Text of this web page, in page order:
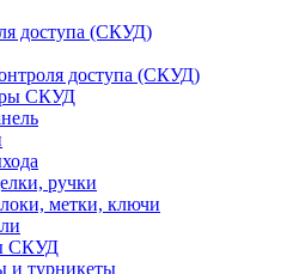
доступа (СКУД)
доступа (СКУД)
СКУД
ручки
метки, ключи
СКУД
и турникеты